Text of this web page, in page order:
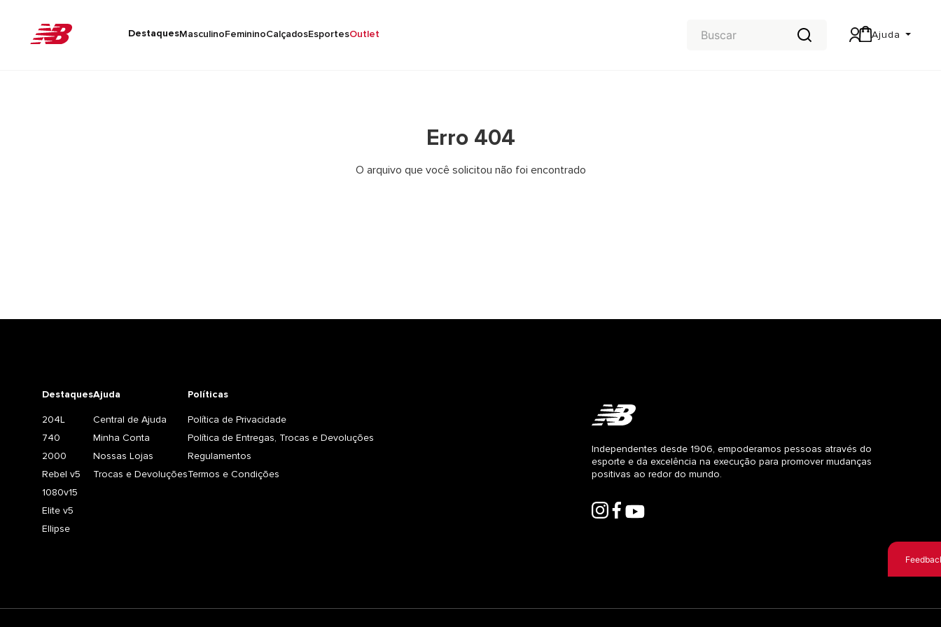
DestaquesMasculinoFemininoCalçadosEsportesOutlet Ajuda
Erro 404
O arquivo que você solicitou não foi encontrado
Destaques
204L
740
2000
Rebel v5
1080v15
Elite v5
Ellipse
Ajuda
Central de Ajuda
Minha Conta
Nossas Lojas
Trocas e Devoluções
Políticas
Política de Privacidade
Política de Entregas, Trocas e Devoluções
Regulamentos
Termos e Condições
Independentes desde 1906, empoderamos pessoas através do
esporte e da excelência na execução para promover mudanças
positivas ao redor do mundo.